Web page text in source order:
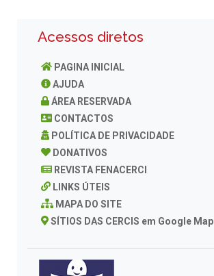
Acessos diretos
PAGINA INICIAL
AJUDA
ÁREA RESERVADA
CONTACTOS
POLÍTICA DE PRIVACIDADE
DONATIVOS
REVISTA FENACERCI
LINKS ÚTEIS
MAPA DO SITE
SÍTIOS DAS CERCIS em Google Map